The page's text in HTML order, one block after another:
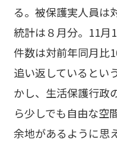
る。被保護実人員は
統計は８月分。11月
件数は対前年同月比
追い返しているとい
かし、生活保護行政
ら少しでも自由な空
余地があるように思